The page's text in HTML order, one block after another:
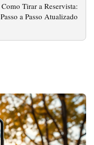
Como Tirar a Reservista:
Passo a Passo Atualizado